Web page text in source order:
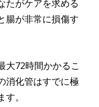
たがケアを求める
腸が非常に損傷す
大72時間かかるこ
消化管はすでに極
。